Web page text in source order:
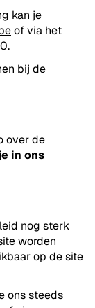
kan je
of via het
bij de
over de
in ons
nog sterk
worden
op de site
ons steeds